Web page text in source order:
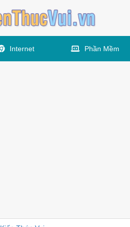
Internet Phần Mềm